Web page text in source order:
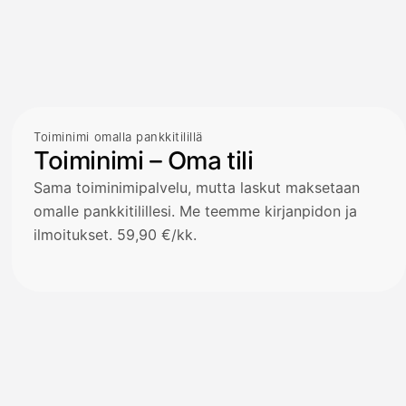
Toiminimi omalla pankkitilillä
Toiminimi – Oma tili
Sama toiminimipalvelu, mutta laskut maksetaan
omalle pankkitilillesi. Me teemme kirjanpidon ja
ilmoitukset. 59,90 €/kk.